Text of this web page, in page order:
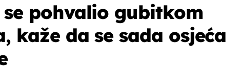
se pohvalio gubitkom
kaže da se sada osjeća